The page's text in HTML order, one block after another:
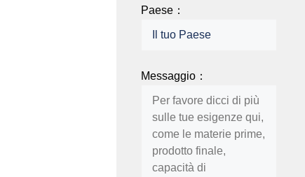
Paese：
Messaggio：